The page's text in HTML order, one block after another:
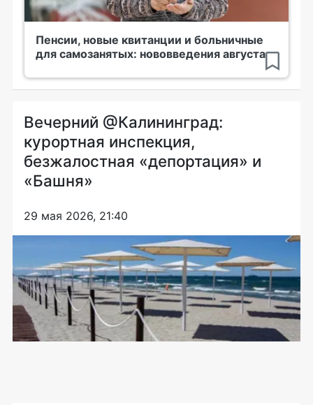
Пенсии, новые квитанции и больничные
для самозанятых: нововведения августа
Вечерний @Калининград:
курортная инспекция,
безжалостная «депортация» и
«Башня»
29 мая 2026, 21:40